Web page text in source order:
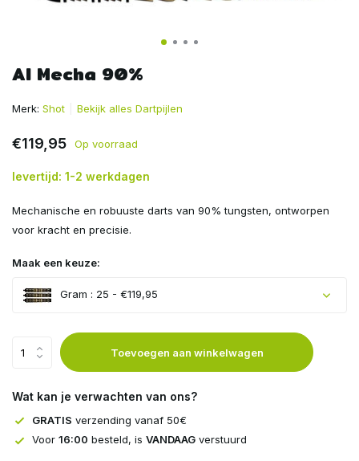
AI Mecha 90%
Merk: Shot Bekijk alles Dartpijlen
€119,95 Op voorraad
levertijd: 1-2 werkdagen
Mechanische en robuuste darts van 90% tungsten, ontworpen
voor kracht en precisie.
Maak een keuze:
Gram : 25 - €119,95
Toevoegen aan winkelwagen
Wat kan je verwachten van ons?
GRATIS verzending vanaf 50€
Voor 16:00 besteld, is VANDAAG verstuurd